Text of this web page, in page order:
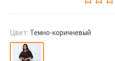
Цвет: Темно-коричневый